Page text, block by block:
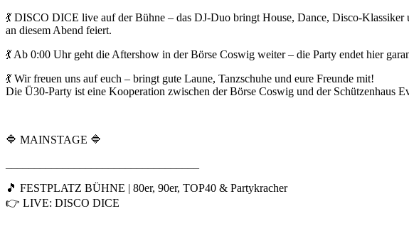
💃 DISCO DICE live auf der Bühne – das DJ-Duo bringt House, Dance, Disco-
an diesem Abend feiert.
💃 Ab 0:00 Uhr geht die Aftershow in der Börse Coswig weiter – die Party endet hier
💃 Wir freuen uns auf euch – bringt gute Laune, Tanzschuhe und eure Freunde mit!
Die Ü30-Party ist eine Kooperation zwischen der Börse Coswig und der Schützenhaus
🔷 MAINSTAGE 🔷
🎵 FESTPLATZ BÜHNE | 80er, 90er, TOP40 & Partykracher
👉 LIVE: DISCO DICE